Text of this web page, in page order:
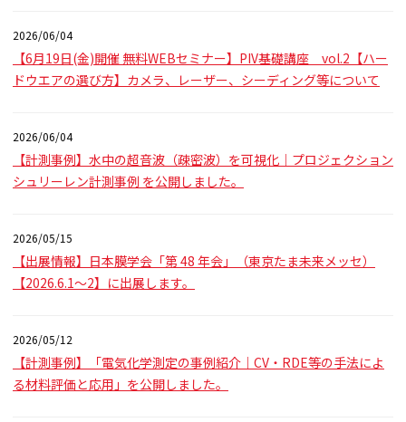
2026/06/04
【6月19日(金)開催 無料WEBセミナー】PIV基礎講座 vol.2【ハー
ドウエアの選び方】カメラ、レーザー、シーディング等について
2026/06/04
【計測事例】水中の超音波（疎密波）を可視化｜プロジェクション
シュリーレン計測事例 を公開しました。
2026/05/15
【出展情報】日本膜学会「第 48 年会」（東京たま未来メッセ）
【2026.6.1～2】に出展します。
2026/05/12
【計測事例】「電気化学測定の事例紹介｜CV・RDE等の手法によ
る材料評価と応用」を公開しました。